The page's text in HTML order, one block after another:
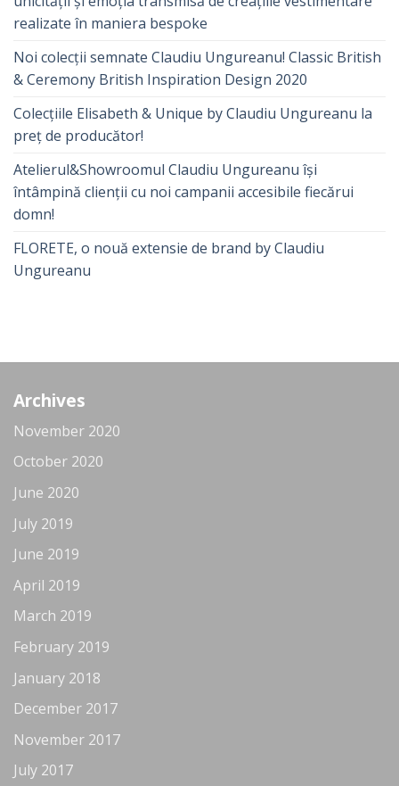
realizate în maniera bespoke
Noi colecții semnate Claudiu Ungureanu! Classic British
& Ceremony British Inspiration Design 2020
Colecțiile Elisabeth & Unique by Claudiu Ungureanu la
preț de producător!
Atelierul&Showroomul Claudiu Ungureanu își
întâmpină clienții cu noi campanii accesibile fiecărui
domn!
FLORETE, o nouă extensie de brand by Claudiu
Ungureanu
Archives
November 2020
October 2020
June 2020
July 2019
June 2019
April 2019
March 2019
February 2019
January 2018
December 2017
November 2017
July 2017